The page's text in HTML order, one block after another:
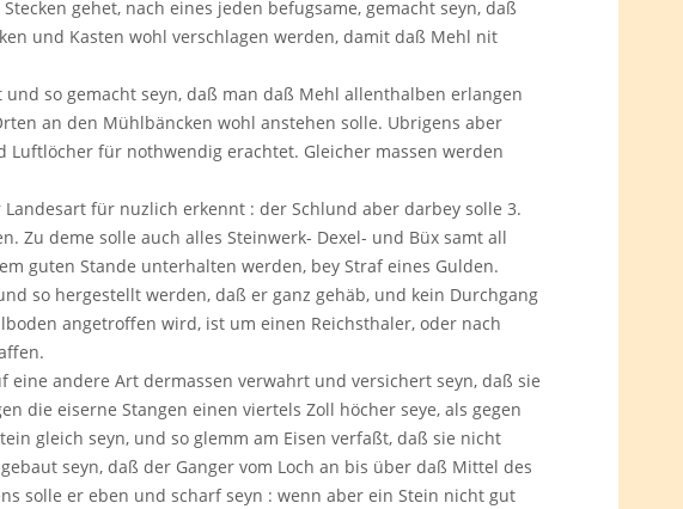
gehet, nach eines jeden befugsame, gemacht seyn, daß
und Kasten wohl verschlagen werden, damit daß Mehl nit
so gemacht seyn, daß man daß Mehl allenthalben erlangen
an den Mühlbäncken wohl anstehen solle. Ubrigens aber
für nothwendig erachtet. Gleicher massen werden
für nuzlich erkennt : der Schlund aber darbey solle 3.
deme solle auch alles Steinwerk- Dexel- und Büx samt all
guten Stande unterhalten werden, bey Straf eines Gulden.
so hergestellt werden, daß er ganz gehäb, und kein Durchgang
angetroffen wird, ist um einen Reichsthaler, oder nach
andere Art dermassen verwahrt und versichert seyn, daß sie
die eiserne Stangen einen viertels Zoll höcher seye, als gegen
gleich seyn, und so glemm am Eisen verfaßt, daß sie nicht
seyn, daß der Ganger vom Loch an bis über daß Mittel des
solle er eben und scharf seyn : wenn aber ein Stein nicht gut